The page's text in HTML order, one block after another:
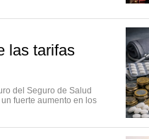
las tarifas
del Seguro de Salud
fuerte aumento en los